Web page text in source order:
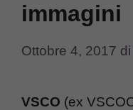
immagini
Ottobre 4, 2017 di
VSCO (ex